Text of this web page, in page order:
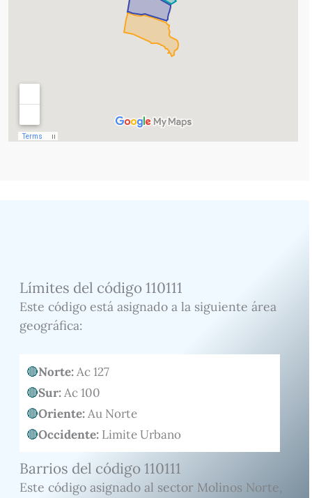
Límites del código 110111
Este código está asignado a la siguiente área
geográfica:
Norte:Ac 127
Sur:Ac 100
Oriente:Au Norte
Occidente:Limite Urbano
Barrios del código 110111
Este código asignado al sector Molinos Norte,